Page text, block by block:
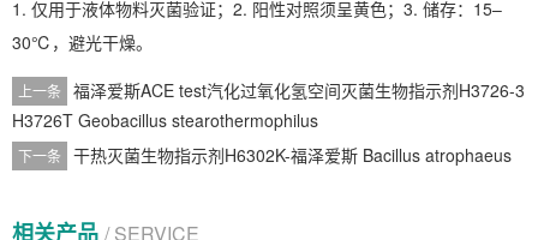
1. 仅用于液体物料灭菌验证；2. 阳性对照须呈黄色；3. 储存：15–
30℃，避光干燥。
上一条
福泽爱斯ACE test汽化过氧化氢空间灭菌生物指示剂H3726-3
H3726T Geobacillus stearothermophilus
下一条 干热灭菌生物指示剂H6302K-福泽爱斯 Bacillus atrophaeus
相关产品 / SERVICE